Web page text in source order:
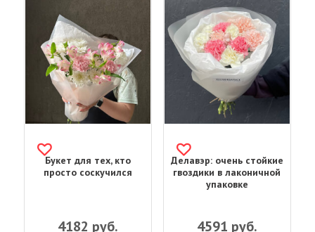
Букет для тех, кто
просто соскучился
4182 руб.
Делавэр: очень стойкие
гвоздики в лаконичной
упаковке
4591 руб.